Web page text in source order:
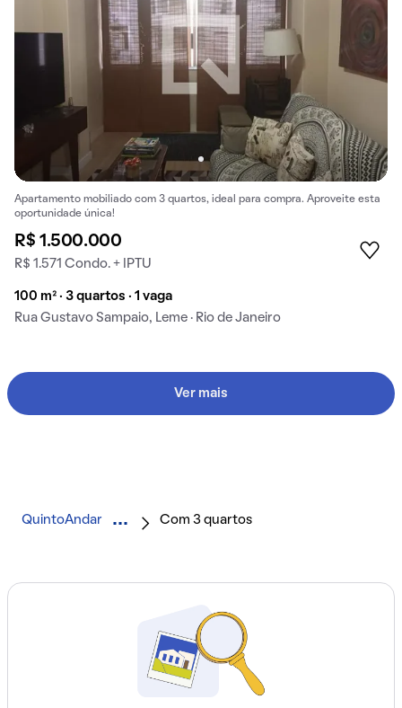
Apartamento mobiliado com 3 quartos, ideal para compra. Aproveite esta
oportunidade única!
R$ 1.500.000
R$ 1.571 Condo. + IPTU
100 m² · 3 quartos · 1 vaga
Rua Gustavo Sampaio, Leme · Rio de Janeiro
Ver mais
QuintoAndar Com 3 quartos